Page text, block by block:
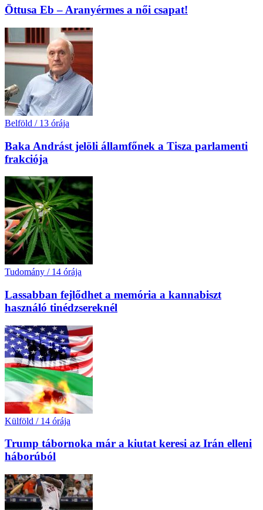
Öttusa Eb – Aranyérmes a női csapat!
Belföld / 13 órája
Baka Andrást jelöli államfőnek a Tisza parlamenti
frakciója
Tudomány / 14 órája
Lassabban fejlődhet a memória a kannabiszt
használó tinédzsereknél
Külföld / 14 órája
Trump tábornoka már a kiutat keresi az Irán elleni
háborúból